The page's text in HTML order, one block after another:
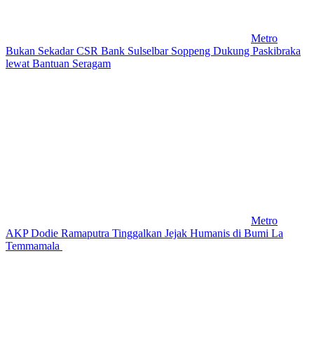
Metro
Bukan Sekadar CSR Bank Sulselbar Soppeng Dukung Paskibraka
lewat Bantuan Seragam
Metro
AKP Dodie Ramaputra Tinggalkan Jejak Humanis di Bumi La
Temmamala